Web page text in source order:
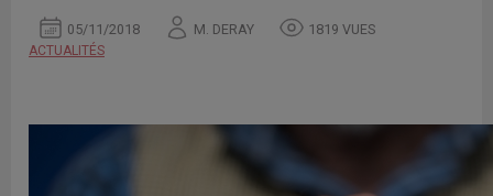
05/11/2018 M. DERAY 1819 VUES
ACTUALITÉS